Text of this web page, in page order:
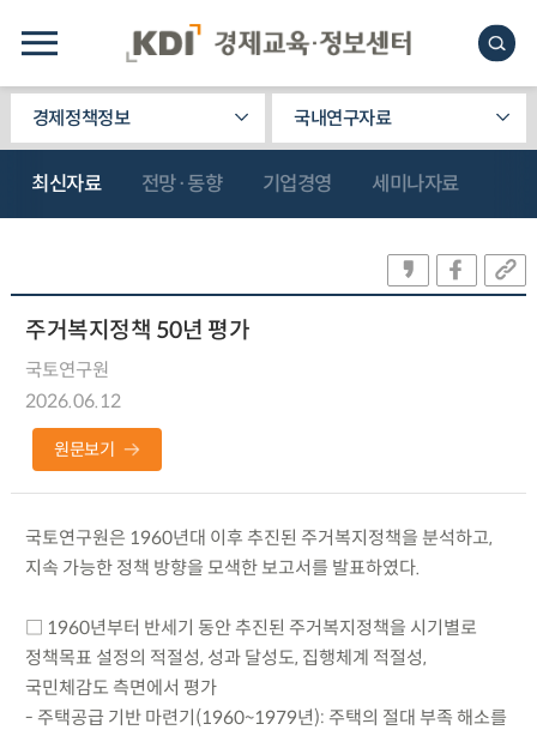
경제정책정보 국내연구자료
최신자료 전망·동향 기업경영 세미나자료
주거복지정책 50년 평가
국토연구원
2026.06.12
원문보기
국토연구원은 1960년대 이후 추진된 주거복지정책을 분석하고,
지속 가능한 정책 방향을 모색한 보고서를 발표하였다.
□ 1960년부터 반세기 동안 추진된 주거복지정책을 시기별로
정책목표 설정의 적절성, 성과 달성도, 집행체계 적절성,
국민체감도 측면에서 평가
- 주택공급 기반 마련기(1960~1979년): 주택의 절대 부족 해소를